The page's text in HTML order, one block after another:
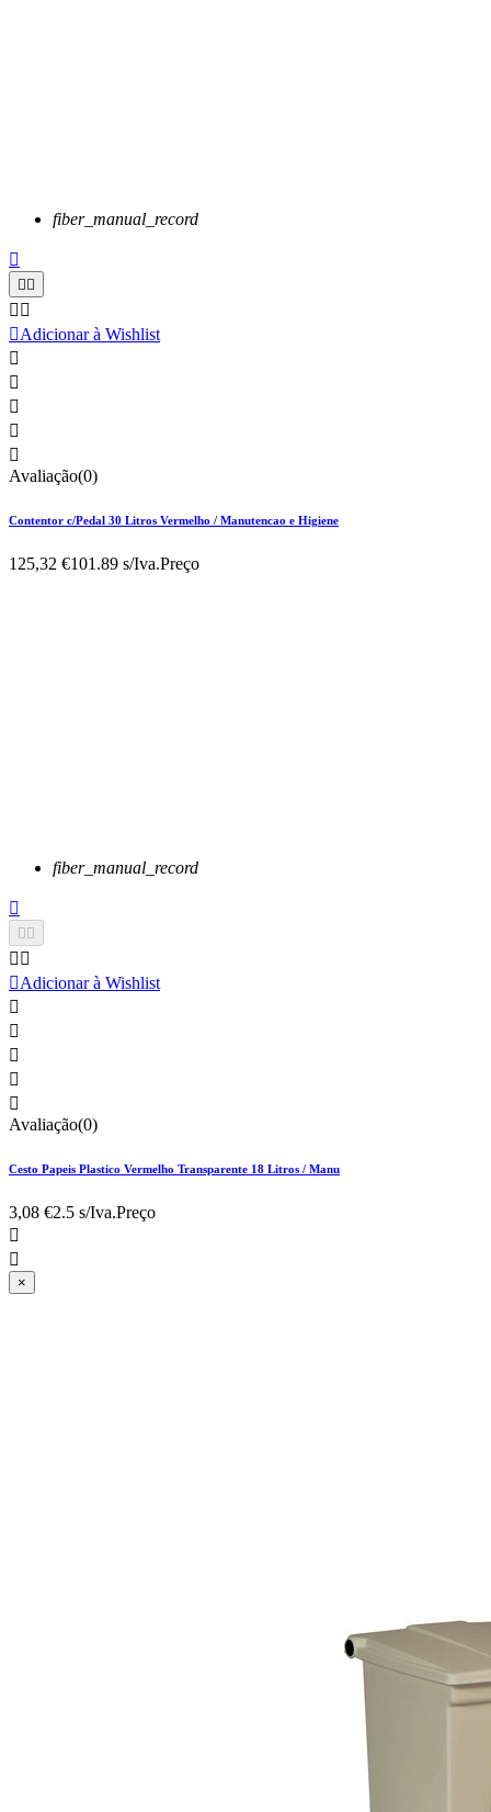
fiber_manual_record

 
 
Adicionar à Wishlist





Avaliação(0)
Contentor c/Pedal 30 Litros Vermelho / Manutencao e Higiene
125,32 €101.89 s/Iva.Preço
fiber_manual_record

 
 
Adicionar à Wishlist





Avaliação(0)
Cesto Papeis Plastico Vermelho Transparente 18 Litros / Manu
3,08 €2.5 s/Iva.Preço


×